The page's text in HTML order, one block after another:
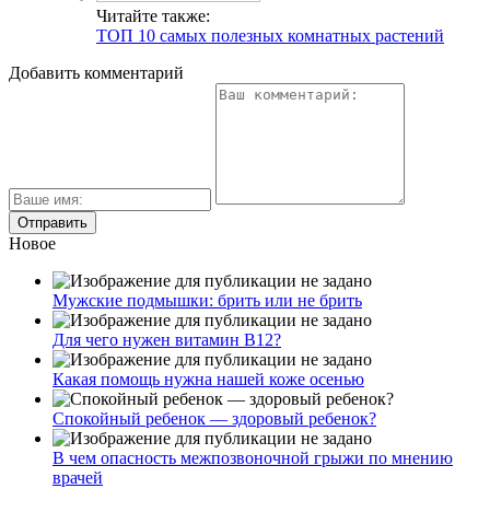
Читайте также:
ТОП 10 самых полезных комнатных растений
Добавить комментарий
Новое
Мужские подмышки: брить или не брить
Для чего нужен витамин В12?
Какая помощь нужна нашей коже осенью
Спокойный ребенок — здоровый ребенок?
В чем опасность межпозвоночной грыжи по мнению
врачей